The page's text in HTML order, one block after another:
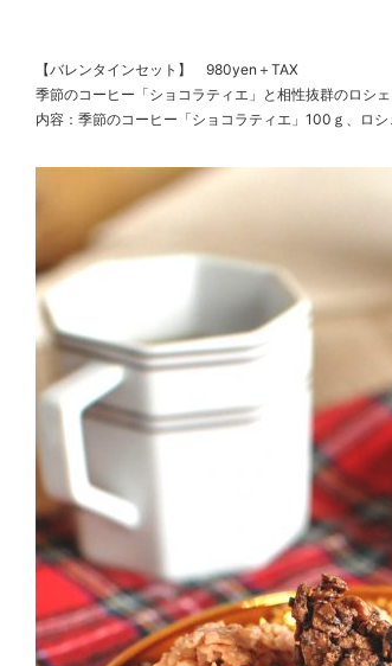
【バレンタインセット】 980yen＋TAX
季節のコーヒー「ショコラティエ」と相性抜群のロシ
内容：季節のコーヒー「ショコラティエ」100ｇ、ロ